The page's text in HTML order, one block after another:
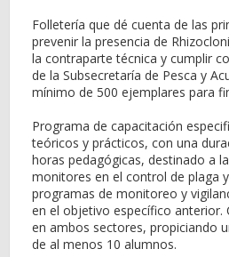
Folletería que dé cuenta de las
prevenir la presencia de
la contraparte técnica y cumplir
de la Subsecretaría de Pesca y
mínimo de 500 ejemplares para
Programa de capacitación
teóricos y prácticos, con una
horas pedagógicas, destinado a
monitores en el control de plaga
programas de monitoreo y
en el objetivo específico anterior.
en ambos sectores, propiciando
de al menos 10 alumnos.